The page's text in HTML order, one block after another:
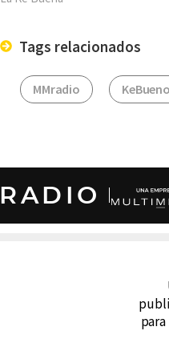
Tags relacionados
MMradio
RADIO
cualquier medio electrónico o